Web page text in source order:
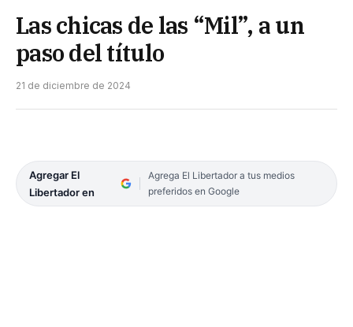
Las chicas de las “Mil”, a un
paso del título
21 de diciembre de 2024
Agregar El
Libertador en
Agrega El Libertador a tus medios
preferidos en Google